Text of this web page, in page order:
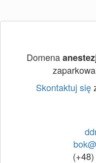
Domena
Skontaktuj się